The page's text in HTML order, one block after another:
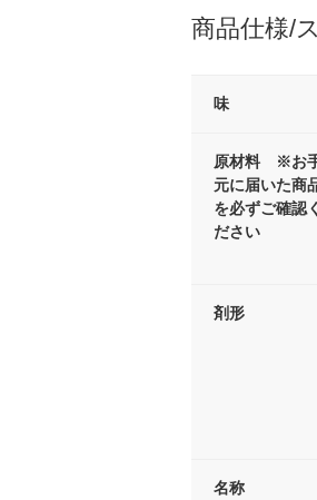
商品仕様/
味
原材料 ※お
元に届いた商
を必ずご確認く
ださい
剤形
名称